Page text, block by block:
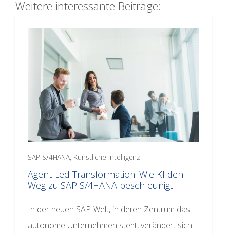
Weitere interessante Beiträge:
SAP S/4HANA, Künstliche Intelligenz
Agent-Led Transformation: Wie KI den
Weg zu SAP S/4HANA beschleunigt
In der neuen SAP-Welt, in deren Zentrum das
autonome Unternehmen steht, verändert sich